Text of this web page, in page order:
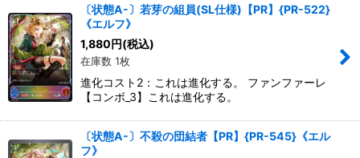
〔状態A-〕若芽の組員(SL仕様)【PR】{PR-522}
《エルフ》
1,880円(税込)
在庫数 1枚
進化コスト2：これは進化する。 ファンファーレ
【コンボ_3】これは進化する。
〔状態A-〕不殺の団結者【PR】{PR-545}《エル
フ》